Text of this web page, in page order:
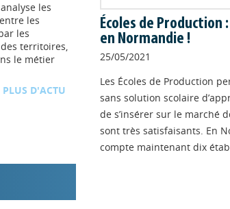
les
les
les
territoires,
le métier
D'ACTU
le lycée.
Écoles de
en Normandie !
25/05/2021
Les Écoles de Production
sans solution scolaire
de s’insérer sur le marché
sont très satisfaisants. En
compte maintenant dix